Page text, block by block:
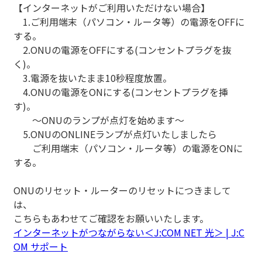
【インターネットがご利用いただけない場合】
1.ご利用端末（パソコン・ルータ等）の電源をOFFに
する。
2.ONUの電源をOFFにする(コンセントプラグを抜
く)。
3.電源を抜いたまま10秒程度放置。
4.ONUの電源をONにする(コンセントプラグを挿
す)。
～ONUのランプが点灯を始めます～
5.ONUのONLINEランプが点灯いたしましたら
ご利用端末（パソコン・ルータ等）の電源をONに
する。
ONUのリセット・ルーターのリセットにつきまして
は、
こちらもあわせてご確認をお願いいたします。
インターネットがつながらない＜J:COM NET 光＞ | J:C
OM サポート